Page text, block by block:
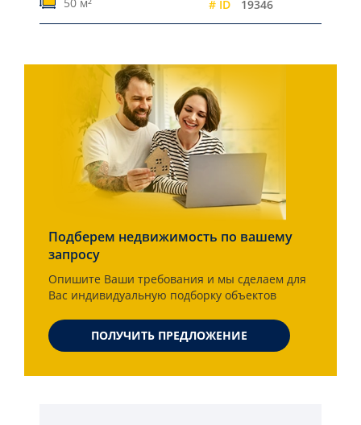
# ID 19346
Подберем недвижимость по вашему
запросу
Опишите Ваши требования и мы сделаем для
Вас индивидуальную подборку объектов
ПОЛУЧИТЬ ПРЕДЛОЖЕНИЕ